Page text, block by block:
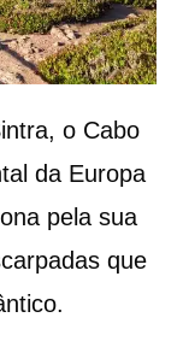
o Cabo
da Europa
pela sua
que